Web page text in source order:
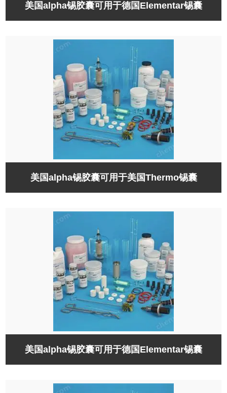
美国alpha锡胶囊可用于德国Elementar锡囊
美国alpha锡胶囊可用于美国Thermo锡囊
美国alpha锡胶囊可用于德国Elementar锡囊